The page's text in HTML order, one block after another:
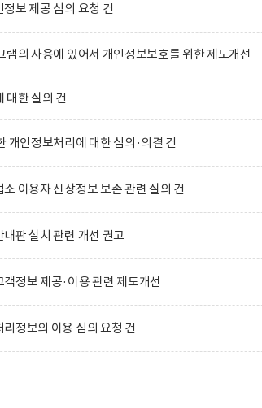
보 제공 심의 요청 건
램의 사용에 있어서 개인정보보호를 위한 제도개선
대한 질의 건
개인정보처리에 대한 심의·의결 건
이용자 신상정보 보존 관련 질의 건
판 설치 관련 개선 권고
정보 제공·이용 관련 제도개선
정보의 이용 심의 요청 건